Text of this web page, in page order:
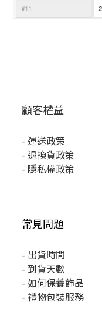
顧客權益
- 運送政策
- 退換貨政策
- 隱私權政策
常見問題
- 出貨時間
- 到貨天數
- 如何保養飾品
- 禮物包裝服務